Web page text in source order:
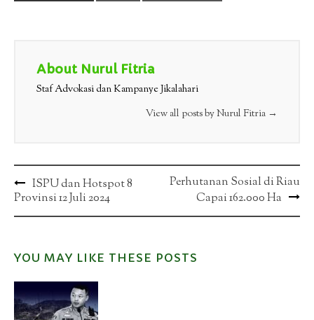
About Nurul Fitria
Staf Advokasi dan Kampanye Jikalahari
View all posts by Nurul Fitria →
Post
navigation
ISPU dan Hotspot 8
Provinsi 12 Juli 2024
Perhutanan Sosial di Riau
Capai 162.000 Ha
YOU MAY LIKE THESE POSTS